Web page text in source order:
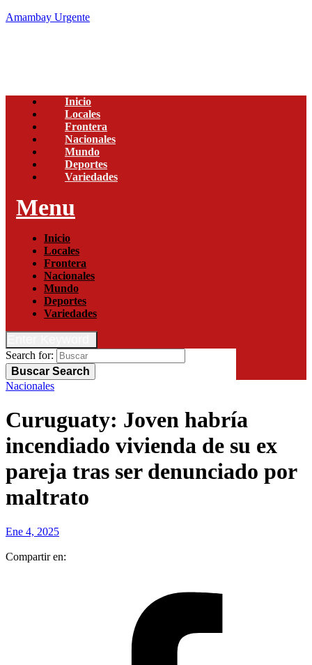
Amambay Urgente
Inicio
Locales
Frontera
Nacionales
Mundo
Deportes
Variedades
Menu
Inicio
Locales
Frontera
Nacionales
Mundo
Deportes
Variedades
Search for:
Buscar Search
Nacionales
Curuguaty: Joven habría
incendiado vivienda de su ex
pareja tras ser denunciado por
maltrato
Ene 4, 2025
Compartir en: